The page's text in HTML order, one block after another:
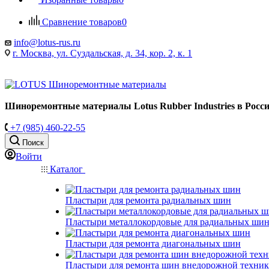
Сравнение товаров0
info@lotus-rus.ru
г. Москва, ул. Суздальская, д. 34, кор. 2, к. 1
Шиноремонтные материалы Lotus Rubber Industries в
+7 (985) 460-22-55
Поиск
Войти
Каталог
Пластыри для ремонта радиальных шин
Пластыри металлокордовые для радиальных шин
Пластыри для ремонта диагональных шин
Пластыри для ремонта шин внедорожной